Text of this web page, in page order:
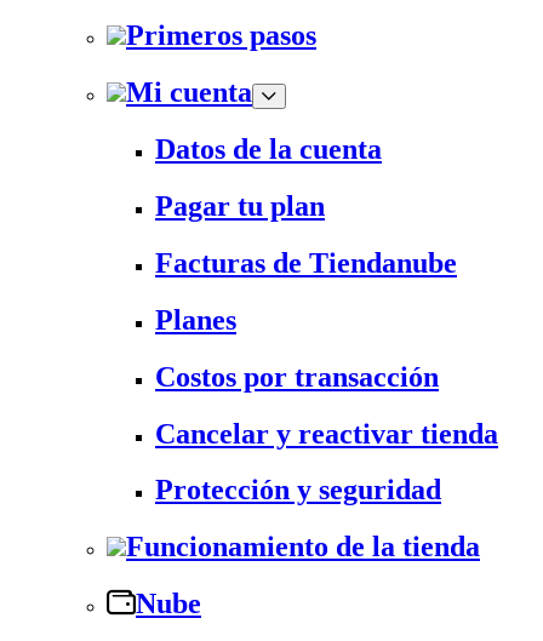
Primeros pasos
Mi cuenta
Datos de la cuenta
Pagar tu plan
Facturas de Tiendanube
Planes
Costos por transacción
Cancelar y reactivar tienda
Protección y seguridad
Funcionamiento de la tienda
Nube